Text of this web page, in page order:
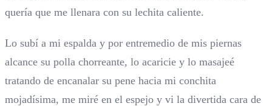
quería que me llenara con su lechita caliente.
Lo subí a mi espalda y por entremedio de mis piernas
alcance su polla chorreante, lo acaricie y lo masajeé
tratando de encanalar su pene hacia mi conchita
mojadísima, me miré en el espejo y vi la divertida cara de